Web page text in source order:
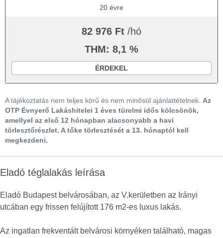
20 évre
82 976 Ft /hó
THM: 8,1 %
ÉRDEKEL
A tájékoztatás nem teljes körű és nem minősül ajánlattételnek. Az
OTP Évnyerő Lakáshitelei 1 éves türelmi idős kölcsönök,
amellyel az első 12 hónapban alacsonyabb a havi
törlesztőrészlet. A tőke törlesztését a 13. hónaptól kell
megkezdeni.
Eladó téglalakás leírása
Eladó Budapest belvárosában, az V.kerületben az Irányi
utcában egy frissen felújított 176 m2-es luxus lakás.
Az ingatlan frekventált belvárosi környéken található, magas